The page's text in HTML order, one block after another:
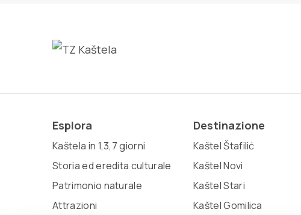
Esplora
Kaštela in 1,3,7 giorni
Storia ed eredita culturale
Patrimonio naturale
Attrazioni
Destinazione
Kaštel Štafilić
Kaštel Novi
Kaštel Stari
Kaštel Gomilica